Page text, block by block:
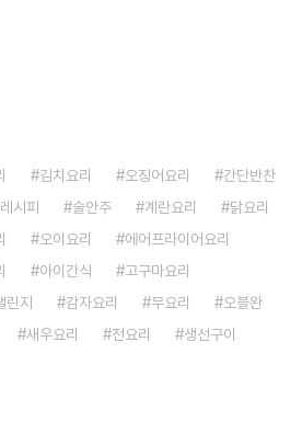
김치요리 오징어요리
간단반찬
레시피 술안주 계란요리
닭요리
오이요리
에어프라이어요리
아이간식
고구마요리
린지 감자요리 무요리
오블완
새우요리 전요리
생선구이